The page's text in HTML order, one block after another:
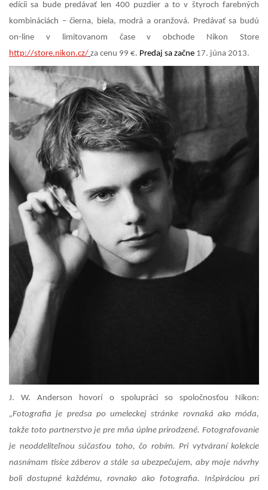
edícii sa bude predávať len 400 puzdier a to v štyroch farebných
kombináciách – čierna, biela, modrá a oranžová. Predávať sa budú
on-line v limitovanom čase v obchode Nikon Store
http://store.nikon.cz/ za cenu 99 €. Predaj sa začne 17. júna 2013.
J. W. Anderson hovorí o spolupráci so spoločnosťou Nikon:
„Fotografia je predsa po umeleckej stránke rovnaká ako móda,
takže toto partnerstvo je pre mňa úplne prirodzené. Fotografovanie
je neoddeliteľnou súčasťou toho, čo robím. Pri vytváraní kolekcie
nasnímam tisíce záberov a stále sa ubezpečujem, aby moje návrhy
boli dostupné každému, rovnako ako fotografia. Inšpiráciou pri